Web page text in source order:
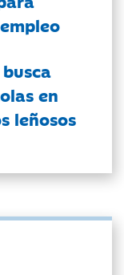
en
leñosos